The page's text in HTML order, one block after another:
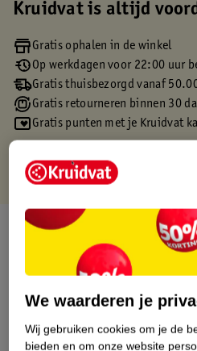
Kruidvat is altijd
Gratis ophalen in de winkel
Op werkdagen voor 22:00 uur
Gratis thuisbezorgd vanaf
Gratis retourneren binnen 30
Gratis punten met je Kruidvat
Over dit product
Productinformatie
We waarderen je
Wij gebruiken cookies om je de
bieden en om onze website